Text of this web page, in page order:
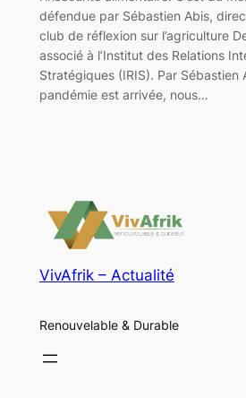
défendue par Sébastien Abis,
club de réflexion sur l’agriculture
associé à l’Institut des Relations
Stratégiques (IRIS). Par Sébastien
pandémie est arrivée, nous…
VivAfrik – Actualité
Renouvelable & Durable